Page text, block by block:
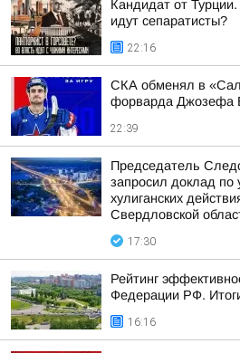
Кандидат от
идут сепаратисты?
22:16
СКА обменял в
форварда Джозефа
22:39
Председатель
запросил доклад по
хулиганских
Свердловской
17:30
Рейтинг
Федерации РФ.
16:16